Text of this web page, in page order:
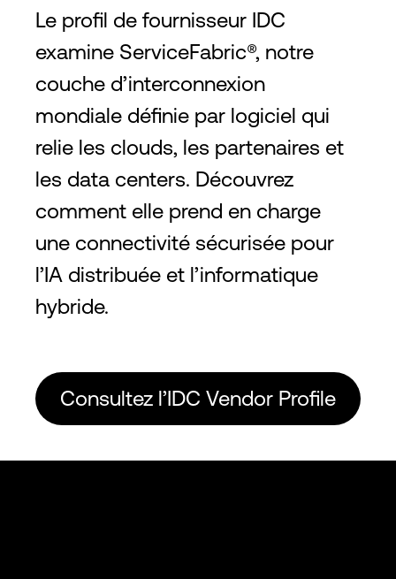
Le profil de fournisseur IDC
examine ServiceFabric®, notre
couche d’interconnexion
mondiale définie par logiciel qui
relie les clouds, les partenaires et
les data centers. Découvrez
comment elle prend en charge
une connectivité sécurisée pour
l’IA distribuée et l’informatique
hybride.
Consultez l’IDC Vendor Profile